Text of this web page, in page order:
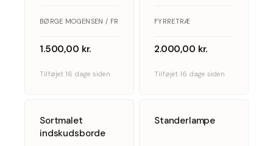
personers sofa af
BØRGE MOGENSEN / FREDERICIA STOLEFABRIK · EGETRÆ
1.500,00 kr.
Tilføjet 16 dage siden
furniture
FYRRETRÆ
2.000,00 kr.
Tilføjet 16 dage siden
Sortmalet
indskudsborde
Standerlampe